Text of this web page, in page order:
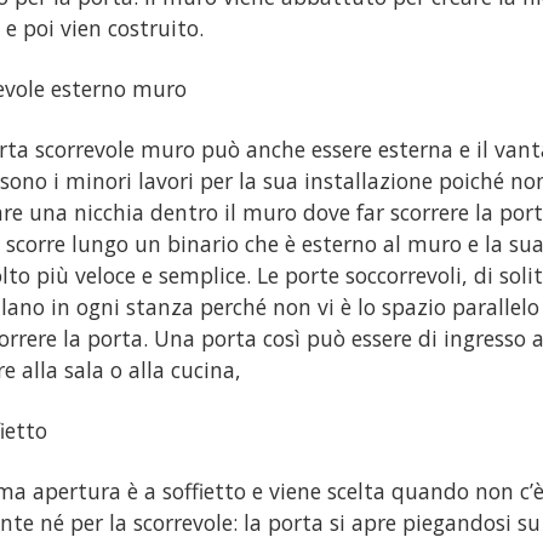
poi vien costruito.
esterno muro
scorrevole muro può anche essere esterna e il
i minori lavori per la sua installazione poiché
una nicchia dentro il muro dove far scorrere la
lungo un binario che è esterno al muro e la
più veloce e semplice. Le porte soccorrevoli, di
in ogni stanza perché non vi è lo spazio parallelo
la porta. Una porta così può essere di ingresso
alla sala o alla cucina,
apertura è a soffietto e viene scelta quando non
né per la scorrevole: la porta si apre piegandosi